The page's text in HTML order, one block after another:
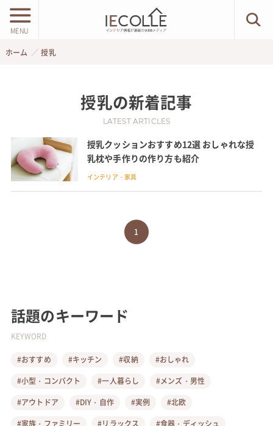
MENU
ホーム 授乳
授乳の新着記事
LATEST ARTICLES
授乳クッションおすすめ12選 おしゃれな授
乳枕や手作りの作り方も紹介
インテリア・家具
1
話題のキーワード
KEYWORD
#おすすめ #キッチン #収納
#おしゃれ
#小型・コンパクト
#一人暮らし
#メンズ・男性
#アウトドア
#DIY・自作 #実例
#北欧
#家族・ファミリー
#リラックス
#食器・ディッシュ